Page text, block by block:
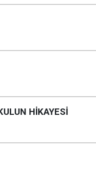
HİKAYESİ